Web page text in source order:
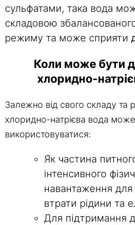
сульфатами, така вода
складовою
режиму та може сприяти
Коли може бути
хлоридно-
Залежно від свого складу та
хлоридно-натрієва вода може
використовуватися:
Як частина
інтенсивного
навантаження
втрати рідини та
Для підтримання